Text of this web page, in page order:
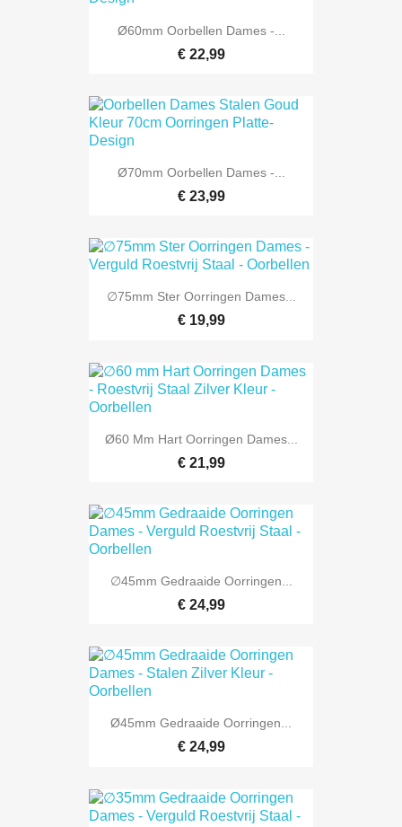
Ø60mm Oorbellen Dames -...
€ 22,99
Ø70mm Oorbellen Dames -...
€ 23,99
∅75mm Ster Oorringen Dames...
€ 19,99
Ø60 Mm Hart Oorringen Dames...
€ 21,99
∅45mm Gedraaide Oorringen...
€ 24,99
Ø45mm Gedraaide Oorringen...
€ 24,99